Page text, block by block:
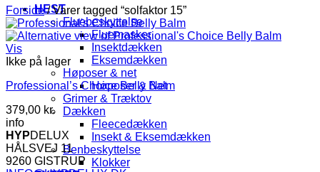
HEST
Fluebeskyttelse
Fluemasker
Insektdækken
Eksemdækken
Høposer & net
Høposer & Net
Grimer & Træktov
Dækken
Fleecedækken
Insekt & Eksemdækken
Benbeskyttelse
Klokker
Forside /Varer tagged “solfaktor 15”
Vis
Ikke på lager
Professional’s Choice Belly Balm
379,00 kr.
info
HYPDELUX
HÅLSVEJ 11
9260 GISTRUP